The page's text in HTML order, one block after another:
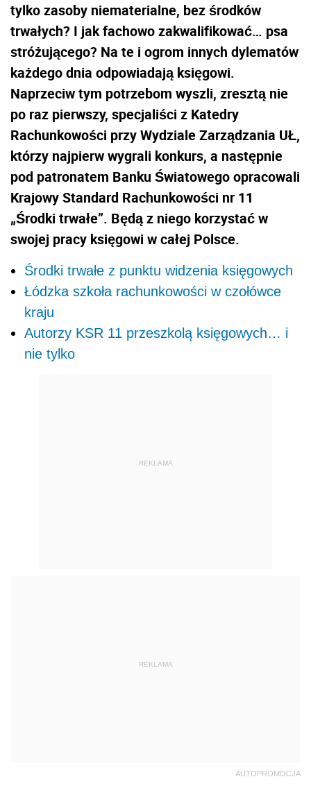
tylko zasoby niematerialne, bez środków
trwałych? I jak fachowo zakwalifikować… psa
stróżującego? Na te i ogrom innych dylematów
każdego dnia odpowiadają księgowi.
Naprzeciw tym potrzebom wyszli, zresztą nie
po raz pierwszy, specjaliści z Katedry
Rachunkowości przy Wydziale Zarządzania UŁ,
którzy najpierw wygrali konkurs, a następnie
pod patronatem Banku Światowego opracowali
Krajowy Standard Rachunkowości nr 11
„Środki trwałe”. Będą z niego korzystać w
swojej pracy księgowi w całej Polsce.
Środki trwałe z punktu widzenia księgowych
Łódzka szkoła rachunkowości w czołówce
kraju
Autorzy KSR 11 przeszkolą księgowych… i
nie tylko
REKLAMA
REKLAMA
AUTOPROMOCJA